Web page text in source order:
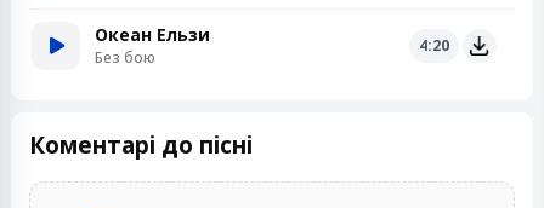
Океан Ельзи
Без бою
4:20
Коментарі до пісні